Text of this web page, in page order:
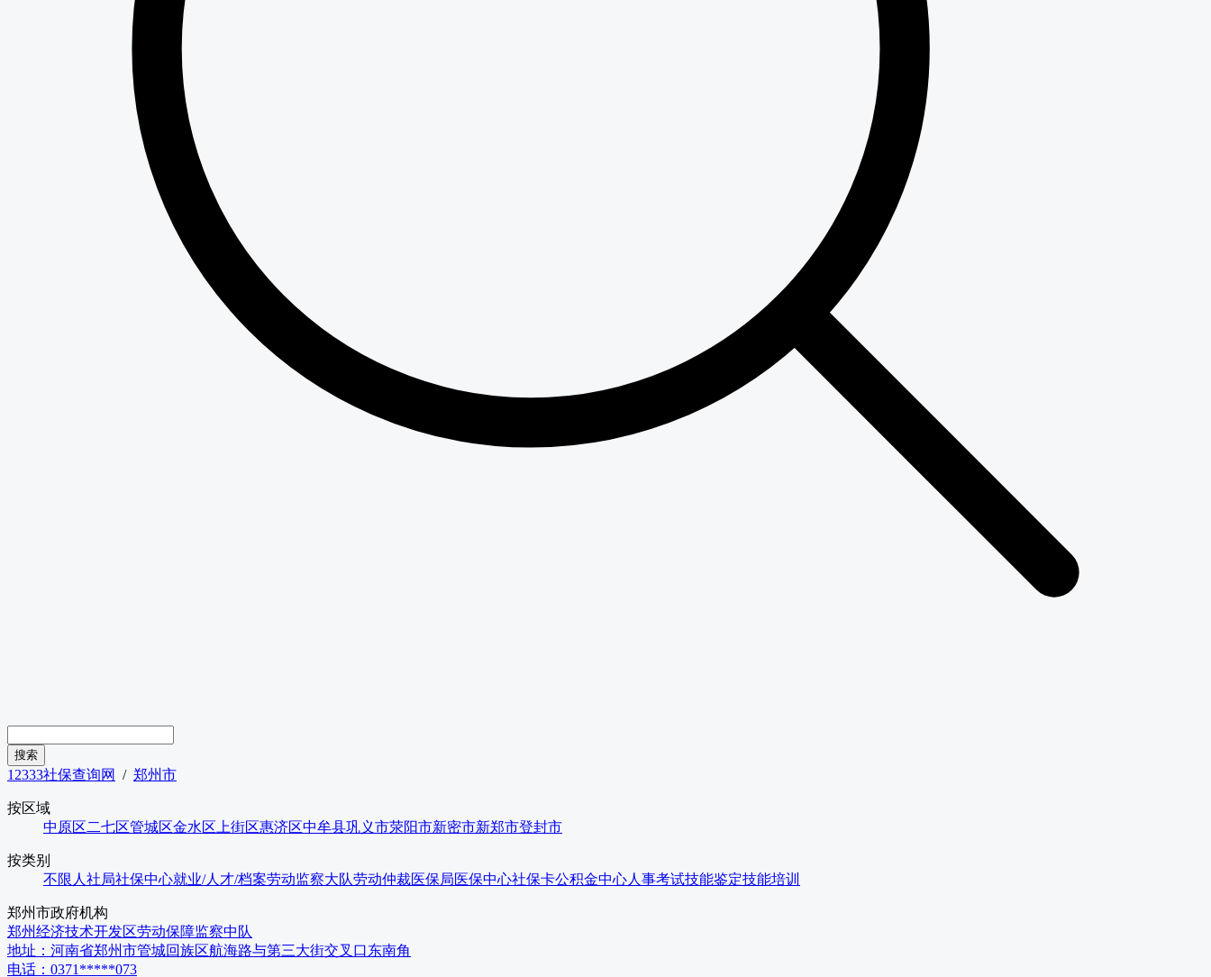
12333社保查询网 / 郑州市
按区域
中原区二七区管城区金水区 上街区惠济区中牟县巩义市荥阳市新密市新郑市登封市
按类别
不限 人社局社保中心就业/人才/档案劳动监察大队劳动仲裁医保局医保中心社保卡公积金中心人事考试技能鉴定技能培训
郑州市政府机构
郑州经济技术开发区劳动保障监察中队
地址： 河南省郑州市管城回族区航海路与第三大街交叉口东南角
电话： 0371*****073